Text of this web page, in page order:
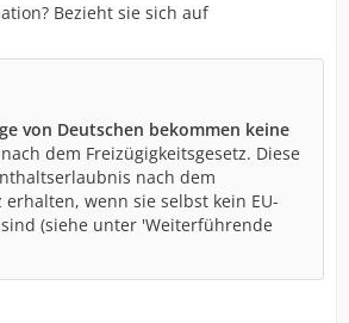
Bezieht sie sich auf
von Deutschen bekommen keine
nach dem Freizügigkeitsgesetz. Diese
nach dem
wenn sie selbst kein EU-
(siehe unter 'Weiterführende